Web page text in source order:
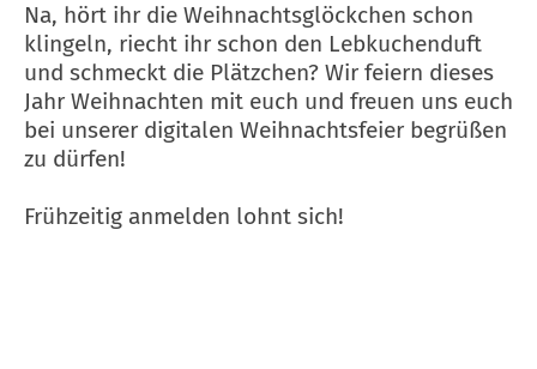
Na, hört ihr die Weihnachtsglöckchen schon
klingeln, riecht ihr schon den Lebkuchenduft
und schmeckt die Plätzchen? Wir feiern dieses
Jahr Weihnachten mit euch und freuen uns euch
bei unserer digitalen Weihnachtsfeier begrüßen
zu dürfen!
Frühzeitig anmelden lohnt sich!